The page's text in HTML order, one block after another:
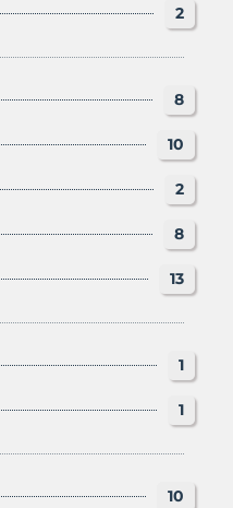
2
8
10
2
8
13
1
1
10